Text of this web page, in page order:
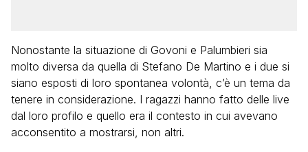
Nonostante la situazione di Govoni e Palumbieri sia
molto diversa da quella di Stefano De Martino e i due si
siano esposti di loro spontanea volontà, c’è un tema da
tenere in considerazione. I ragazzi hanno fatto delle live
dal loro profilo e quello era il contesto in cui avevano
acconsentito a mostrarsi, non altri.